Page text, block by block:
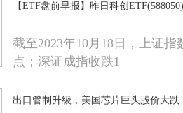
【ETF盘前早报】昨日科创
截至2023年10月18日，上证指
点；深证成指收跌1
出口管制升级，美国芯片巨头股价大跌